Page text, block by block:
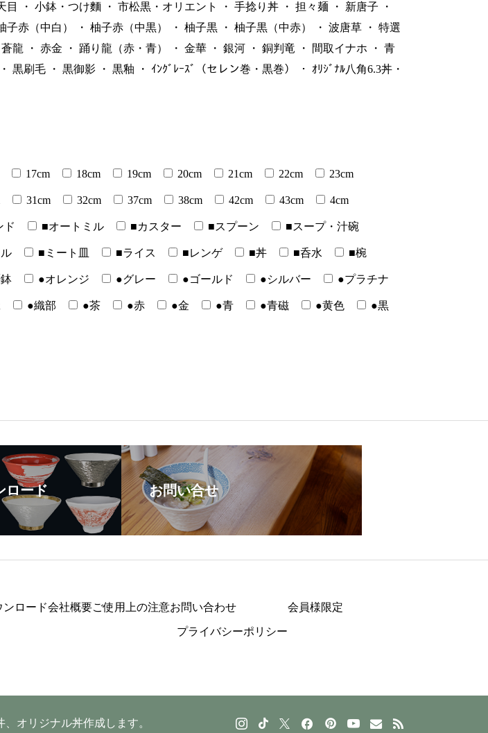
目 ・ 小鉢・つけ麵 ・ 市松黒・オリエント ・ 手捻り丼 ・ 担々麺 ・ 新唐子
・
子赤（中白） ・ 柚子赤（中黒） ・ 柚子黒 ・ 柚子黒（中赤） ・ 波唐草 ・ 特選
蒼龍 ・ 赤金 ・ 踊り龍（赤・青） ・ 金華 ・ 銀河 ・ 銅判竜 ・ 間取イナホ ・ 青
・ 黒刷毛 ・ 黒御影 ・ 黒釉 ・ ｲﾝｸﾞﾚｰｽﾞ（セレン巻・黒巻） ・
ｵﾘｼﾞﾅﾙ八角6.3丼・
17cm 18cm 19cm 20cm 21cm 22cm 23cm
31cm 32cm 37cm 38cm 42cm 43cm 4cm
ド ■オートミル ■カスター ■スプーン ■スープ・汁碗
■ミート皿 ■ライス ■レンゲ ■丼 ■呑水 ■椀
●オレンジ ●グレー ●ゴールド ●シルバー ●プラチナ
●織部 ●茶 ●赤 ●金 ●青 ●青磁 ●黄色 ●黒
ロード お問い合せ
ンロード会社概要ご使用上の注意お問い合わせ
プライバシーポリシー
会員様限定
オリジナル丼作成します。